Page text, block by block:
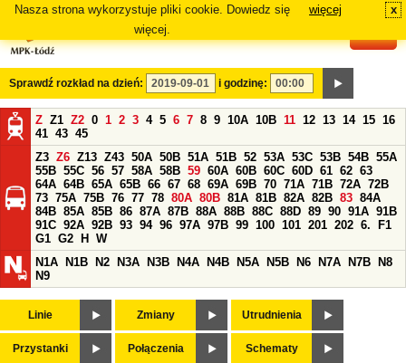
Nasza strona wykorzystuje pliki cookie. Dowiedz się
więcej.
więcej x
Sprawdź rozkład na dzień: i godzinę:
Z Z1 Z2 0 1 2 3 4 5 6 7 8 9 10A 10B 11 12 13 14 15 16
41 43 45
Z3 Z6 Z13 Z43 50A 50B 51A 51B 52 53A 53C 53B 54B 55A
55B 55C 56 57 58A 58B 59 60A 60B 60C 60D 61 62 63
64A 64B 65A 65B 66 67 68 69A 69B 70 71A 71B 72A 72B
73 75A 75B 76 77 78 80A 80B 81A 81B 82A 82B 83 84A
84B 85A 85B 86 87A 87B 88A 88B 88C 88D 89 90 91A 91B
91C 92A 92B 93 94 96 97A 97B 99 100 101 201 202 6.
F1
G1 G2 H
W
N1A
N1B N2 N3A N3B N4A N4B N5A N5B N6 N7A N7B
N8
N9
Linie Zmiany Utrudnienia
Przystanki Połączenia Schematy